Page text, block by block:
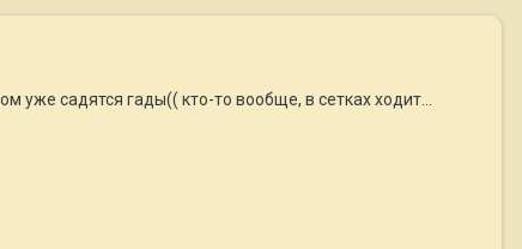
уже садятся гады(( кто-то вообще, в сетках ходит...